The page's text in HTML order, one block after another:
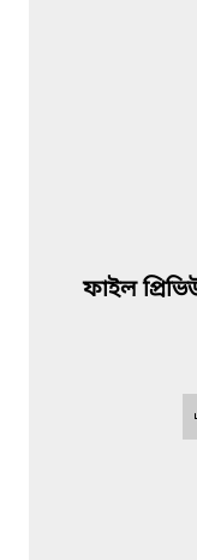
ফাইল